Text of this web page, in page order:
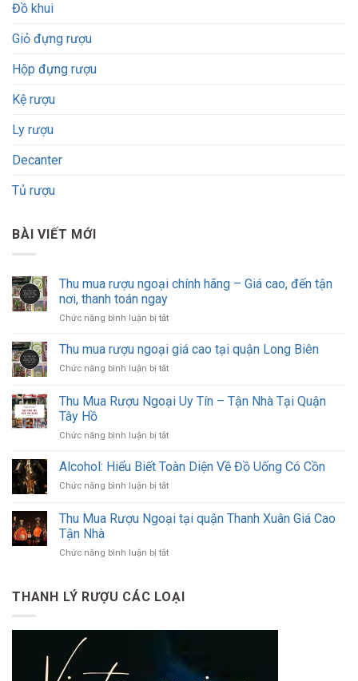
Đồ khui
Giỏ đựng rượu
Hộp đựng rượu
Kệ rượu
Ly rượu
Decanter
Tủ rượu
BÀI VIẾT MỚI
Thu mua rượu ngoại chính hãng – Giá cao, đến tận
nơi, thanh toán ngay
Chức năng bình luận bị tắtở
mua
rượu
ngoại
hãng
cao,
tận
ngay
Thu mua rượu ngoại giá cao tại quận Long Biên
Chức năng bình luận bị tắtở
mua
rượu
giá
tại
Long
Thu Mua Rượu Ngoại Uy Tín – Tận Nhà Tại Quận
Tây Hồ
Chức năng bình luận bị tắtở
Mua
Ngoại
Tín
Nhà
Tây
Alcohol: Hiểu Biết Toàn Diện Về Đồ Uống Có Cồn
Chức năng bình luận bị tắtở
Hiểu
Biết
Diện
Uống
Có
Thu Mua Rượu Ngoại tại quận Thanh Xuân Giá Cao
Tận Nhà
Chức năng bình luận bị tắtở
Rượu
Ngoại
quận
Xuân
THANH LÝ RƯỢU CÁC LOẠI